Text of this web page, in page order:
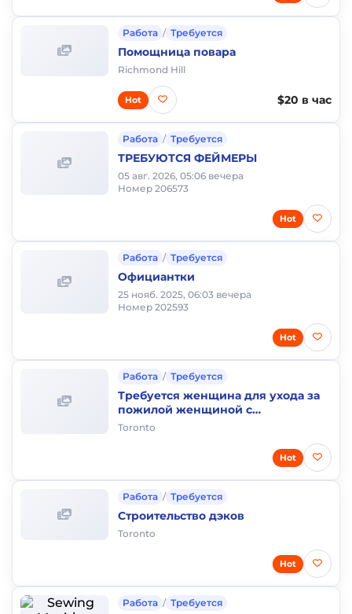
Работа / Требуется
Помощница повара
Richmond Hill
$20 в час
Hot
Работа / Требуется
ТРЕБУЮТСЯ ФЕЙМЕРЫ
05 авг. 2026, 05:06 вечера
Номер 206573
Hot
Работа / Требуется
Официантки
25 нояб. 2025, 06:03 вечера
Номер 202593
Hot
Работа / Требуется
Требуется женщина для ухода за
пожилой женщиной с
проживанием
Toronto
Hot
Работа / Требуется
Строительство дэков
Toronto
Hot
Работа / Требуется